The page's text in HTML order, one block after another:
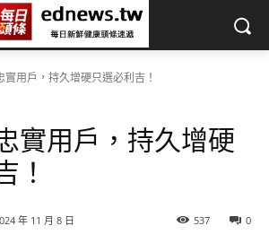
實用戶，持久增硬只選必利吉！
實用戶，持久增硬
！
年 11 月 8 日 0
537